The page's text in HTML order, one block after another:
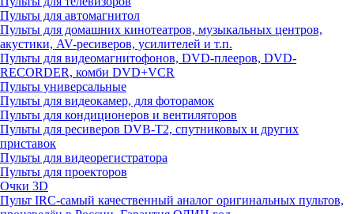
Пульты для автомагнитол
Пульты для домашних кинотеатров, музыкальных центров,
акустики, AV-ресиверов, усилителей и т.п.
Пульты для видеомагнитофонов, DVD-плееров, DVD-
RECORDER, комби DVD+VCR
Пульты универсальные
Пульты для видеокамер, для фоторамок
Пульты для кондиционеров и вентиляторов
Пульты для ресиверов DVB-T2, спутниковых и других
приставок
Пульты для видеорегистратора
Пульты для проекторов
Очки 3D
Пульт IRC-самый качественный аналог оригинальных пультов,